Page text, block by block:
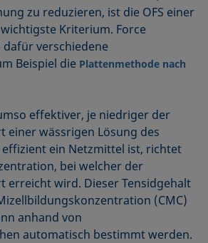
zu reduzieren, ist die OFS einer
Kriterium. Force
dafür verschiedene
Beispiel die Plattenmethode nach
effektiver, je niedriger der
einer wässrigen Lösung des
ein Netzmittel ist, richtet
bei welcher der
erreicht wird. Dieser Tensidgehalt
(CMC)
anhand von
automatisch bestimmt werden.